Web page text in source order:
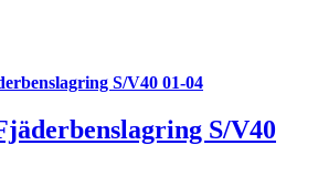
S/V40